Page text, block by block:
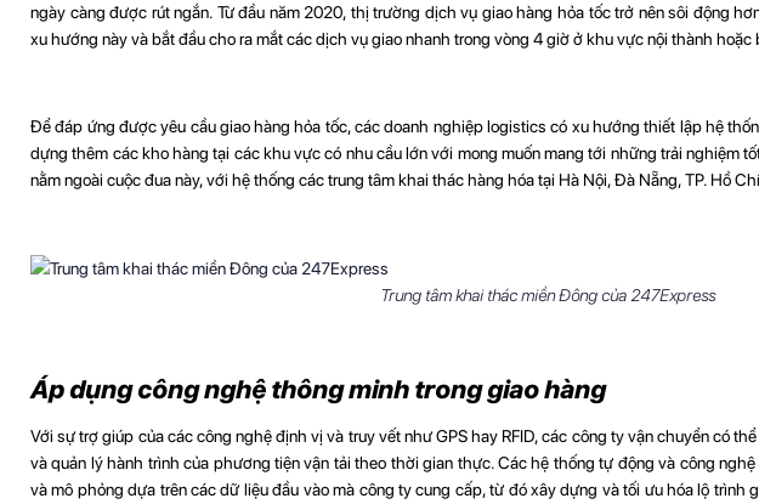
ngày càng được rút ngắn. Từ đầu năm 2020, thị trường dịch vụ giao hàng hỏa tốc trở nên sôi động
xu hướng này và bắt đầu cho ra mắt các dịch vụ giao nhanh trong vòng 4 giờ ở khu vực nội thành hoặc
Để đáp ứng được yêu cầu giao hàng hỏa tốc, các doanh nghiệp logistics có xu hướng thiết lập hệ
dựng thêm các kho hàng tại các khu vực có nhu cầu lớn với mong muốn mang tới những trải nghiệm
nằm ngoài cuộc đua này, với hệ thống các trung tâm khai thác hàng hóa tại Hà Nội, Đà Nẵng, TP. Hồ
Trung tâm khai thác miền Đông của 247Express
Áp dụng công nghệ thông minh trong giao hàng
Với sự trợ giúp của các công nghệ định vị và truy vết như GPS hay RFID, các công ty vận chuyển có
và quản lý hành trình của phương tiện vận tải theo thời gian thực. Các hệ thống tự động và công
và mô phỏng dựa trên các dữ liệu đầu vào mà công ty cung cấp, từ đó xây dựng và tối ưu hóa lộ trình